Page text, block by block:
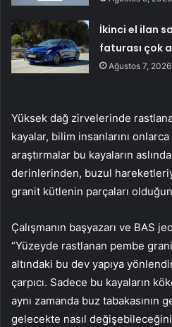
İkinci el ilan
faturası çok
Ağustos 7, 2026
Yüksek dağ zirvelerinde
kayalar, bilim insanlarını onlarca
araştırmalar bu kayaların
derinlerinden, buzul
granit kütlenin parçaları
Çalışmanın başyazarı ve BAS
“Yüzeyde rastlanan pembe
altındaki bu dev yapıya
çarpıcı. Sadece bu kayaların
aynı zamanda buz tabakasının
gelecekte nasıl